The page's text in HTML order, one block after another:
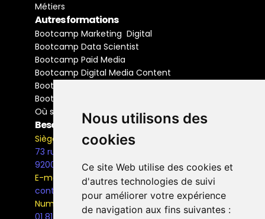
Nous utilisons des
cookies
Ce site Web utilise des cookies et
d'autres technologies de suivi
pour améliorer votre expérience
de navigation aux fins suivantes :
Métiers
Autres formations
Bootcamp Marketing  Digital
Bootcamp Data Scientist
Bootcamp Paid Media
Bootcamp Digital Media Content
Bootcamp Social Media Manager
Bootcamp Buyer Media
Où se former
Besoin d'information ?
Siège Social
73 rue Henri Barbusse,
92000, Nanterre
E-mail
contact@the-bridge.fr
Numéro de téléphone
01 81 93 68 42